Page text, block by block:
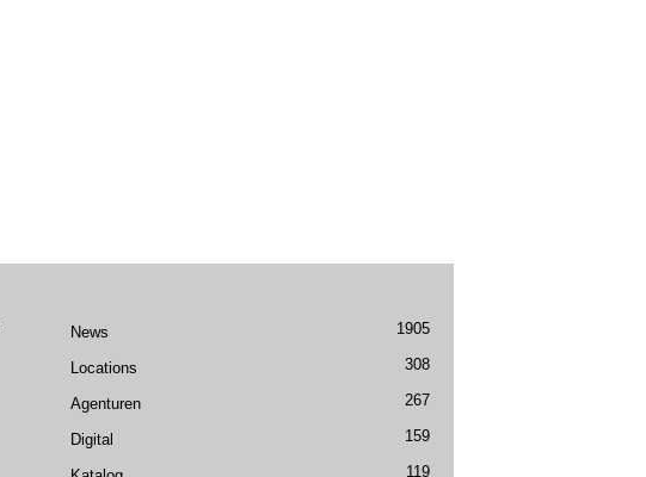
News 1905
Locations 308
Agenturen 267
Digital 159
119